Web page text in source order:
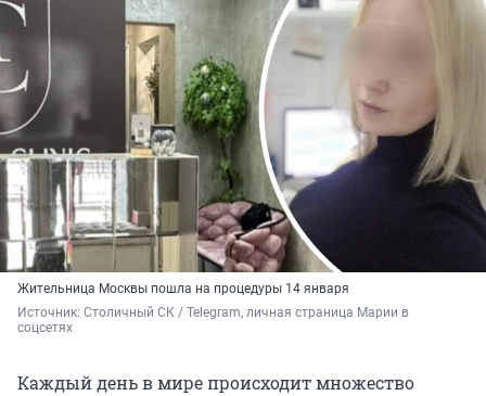
Жительница Москвы пошла на процедуры 14 января
Источник: Столичный СК / Telegram, личная страница Марии в
соцсетях
Каждый день в мире происходит множество